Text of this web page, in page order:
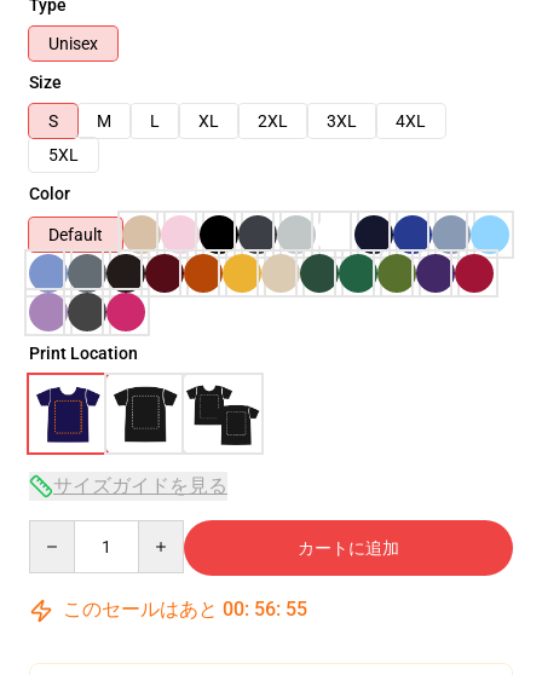
Type
Unisex
Size
S
M L XL 2XL 3XL
4XL
5XL
Color
Default
Print Location
サイズガイドを見る
カートに追加
このセールはあと 00: 56: 54